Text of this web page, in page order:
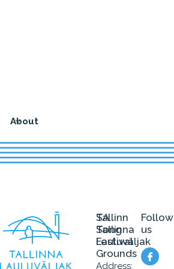
About
SA
Tallinna
Lauluväljak
Address:
Tallinn
Song
Festival
Grounds
Follow
us